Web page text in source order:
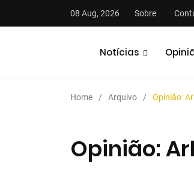
08 Aug, 2026 Sobre
Notícias
Home Arquivo Opinião:
Opinião: